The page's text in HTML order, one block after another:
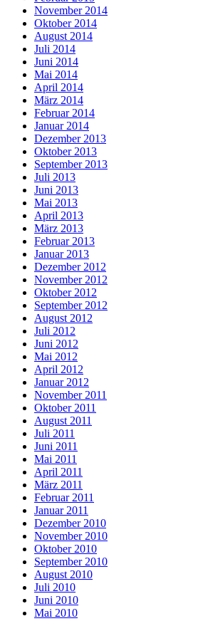
November 2014
Oktober 2014
August 2014
Juli 2014
Juni 2014
Mai 2014
April 2014
März 2014
Februar 2014
Januar 2014
Dezember 2013
Oktober 2013
September 2013
Juli 2013
Juni 2013
Mai 2013
April 2013
März 2013
Februar 2013
Januar 2013
Dezember 2012
November 2012
Oktober 2012
September 2012
August 2012
Juli 2012
Juni 2012
Mai 2012
April 2012
Januar 2012
November 2011
Oktober 2011
August 2011
Juli 2011
Juni 2011
Mai 2011
April 2011
März 2011
Februar 2011
Januar 2011
Dezember 2010
November 2010
Oktober 2010
September 2010
August 2010
Juli 2010
Juni 2010
Mai 2010